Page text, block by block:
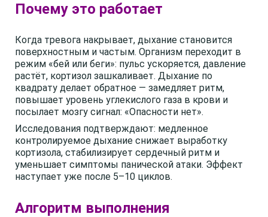
Почему это работает
Когда тревога накрывает, дыхание становится
поверхностным и частым. Организм переходит в
режим «бей или беги»: пульс ускоряется, давление
растёт, кортизол зашкаливает. Дыхание по
квадрату делает обратное — замедляет ритм,
повышает уровень углекислого газа в крови и
посылает мозгу сигнал: «Опасности нет».
Исследования подтверждают: медленное
контролируемое дыхание снижает выработку
кортизола, стабилизирует сердечный ритм и
уменьшает симптомы панической атаки. Эффект
наступает уже после 5–10 циклов.
Алгоритм выполнения